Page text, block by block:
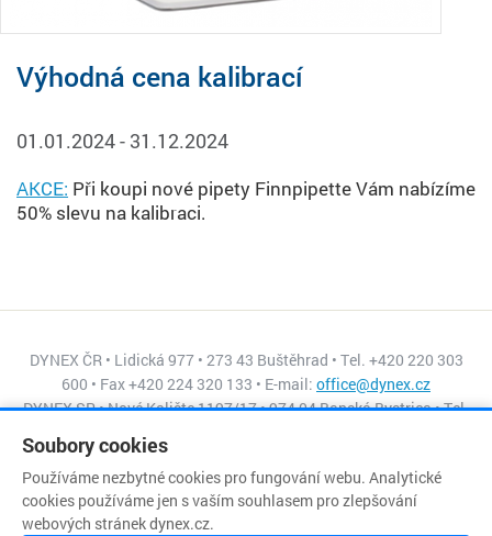
Výhodná cena kalibrací
01.01.2024 - 31.12.2024
AKCE: Při koupi nové pipety Finnpipette Vám nabízíme
50% slevu na kalibraci.
DYNEX ČR • Lidická 977 • 273 43 Buštěhrad • Tel. +420 220 303
600 • Fax +420 224 320 133 • E-mail: office@dynex.cz
DYNEX SR • Nové Kalište 1197/17 • 974 04 Banská Bystrica • Tel.
+421 484 155 045 • Fax +421 484 155 056 • E-mail:
Soubory cookies
Používáme nezbytné cookies pro fungování webu. Analytické
cookies používáme jen s vaším souhlasem pro zlepšování
webových stránek dynex.cz.